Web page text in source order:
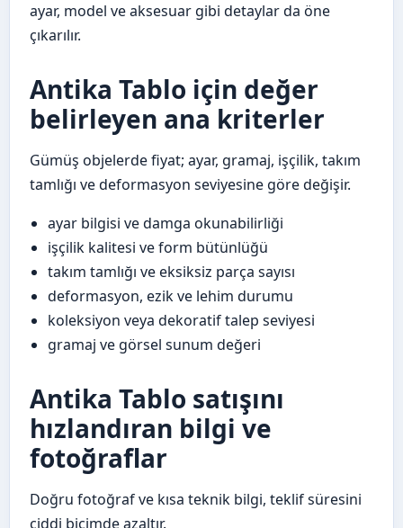
ayar, model ve aksesuar gibi detaylar da öne
çıkarılır.
Antika Tablo için değer
belirleyen ana kriterler
Gümüş objelerde fiyat; ayar, gramaj, işçilik, takım
tamlığı ve deformasyon seviyesine göre değişir.
ayar bilgisi ve damga okunabilirliği
işçilik kalitesi ve form bütünlüğü
takım tamlığı ve eksiksiz parça sayısı
deformasyon, ezik ve lehim durumu
koleksiyon veya dekoratif talep seviyesi
gramaj ve görsel sunum değeri
Antika Tablo satışını
hızlandıran bilgi ve
fotoğraflar
Doğru fotoğraf ve kısa teknik bilgi, teklif süresini
ciddi biçimde azaltır.